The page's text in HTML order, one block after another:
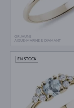
OR JAUNE
AIGUE-MARINE & DIAMANT
EN STOCK